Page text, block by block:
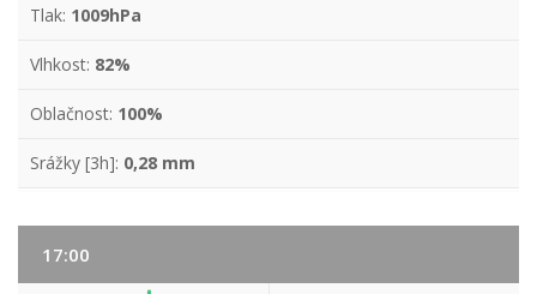
Tlak: 1009hPa
Vlhkost: 82%
Oblačnost: 100%
Srážky [3h]: 0,28 mm
17:00